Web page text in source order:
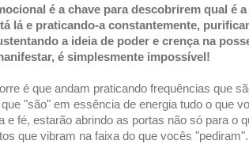
é a chave para descobrirem qual é
lá e praticando-a constantemente,
a ideia de poder e crença na
é simplesmente impossível!
é que andam praticando frequências que
"são" em essência de energia tudo o que
e fé, estarão abrindo as portas não só para o
que vibram na faixa do que vocês "pediram".